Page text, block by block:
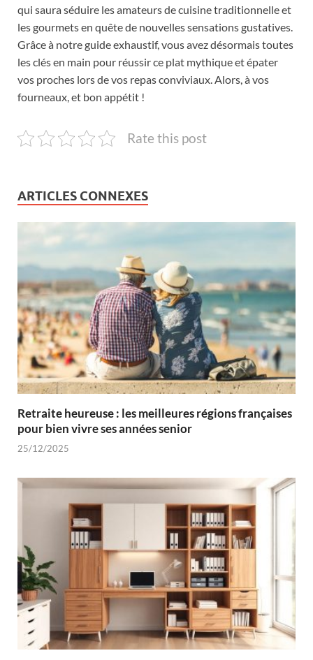
qui saura séduire les amateurs de cuisine traditionnelle et
les gourmets en quête de nouvelles sensations gustatives.
Grâce à notre guide exhaustif, vous avez désormais toutes
les clés en main pour réussir ce plat mythique et épater
vos proches lors de vos repas conviviaux. Alors, à vos
fourneaux, et bon appétit !
Rate this post
ARTICLES CONNEXES
Retraite heureuse : les meilleures régions françaises
pour bien vivre ses années senior
25/12/2025